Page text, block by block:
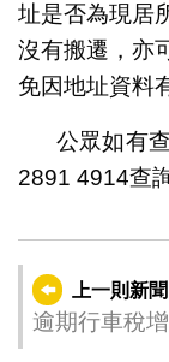
址是否為現居
沒有搬遷，亦
免因地址資料
公眾如有
2891 4914查詢
上一則新聞
逾期行車稅